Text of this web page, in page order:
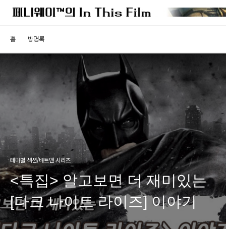
홈 방명록
테마별 섹션/배트맨 시리즈
<특집> 알고보면 더 재미있는
[다크 나이트 라이즈] 이야기